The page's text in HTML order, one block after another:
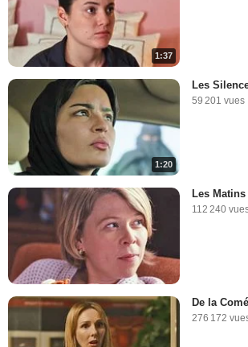
1:37
1:20
Les
59 201 vues
Les
112 240
De la
276 172